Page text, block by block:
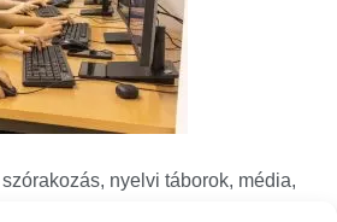
nyelvi táborok, média,